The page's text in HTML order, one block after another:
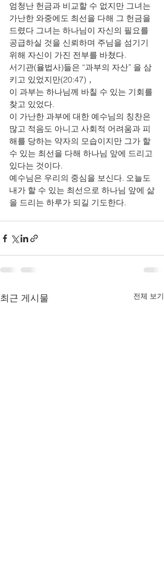
엄청난 헌금과 비교할 수 없지만 그녀는
가난한 와중에도 최선을 다해 그 헌금을
드렸다 그녀는 하나님이 자신의 필요를
공급하실 것을 신뢰하며 주님을 섬기기
위해 자신이 가진 전부를 바쳤다.
서기관(율법사)들은 “과부의 자산” 을 삼
키고 있었지만(20:47)，
이 과부는 하나님께 바칠 수 있는 기회를
찾고 있었다.
이 가난한 과부에 대한 예수님의 칭찬은
많고 적음도 아니고 사회적 어려움과 피
해를 당하는 약자의 모습이지만 그가 할
수 있는 최선을 다해 하나님 앞에 드리고
있다는 것이다.
예수님은 우리의 중심을 보신다. 오늘도
내가 할 수 있는 최선으로 하나님 앞에 삶
을 드리는 하루가 되길 기도한다.
최근 게시물 전체 보기